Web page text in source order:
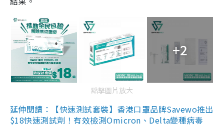
+2
點擊圖片放大
延伸閱讀：【快速測試套裝】香港口罩品牌Savewo推出
$18快速測試劑！有效檢測Omicron、Delta變種病毒